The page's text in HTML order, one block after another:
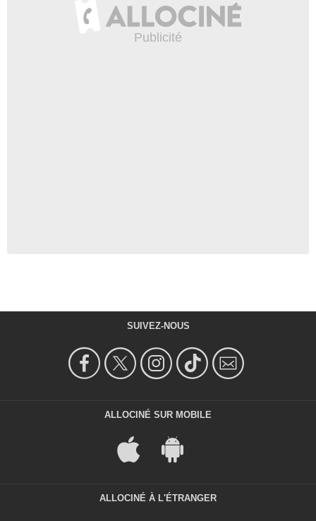
SUIVEZ-NOUS
ALLOCINÉ SUR MOBILE
ALLOCINÉ À L'ÉTRANGER